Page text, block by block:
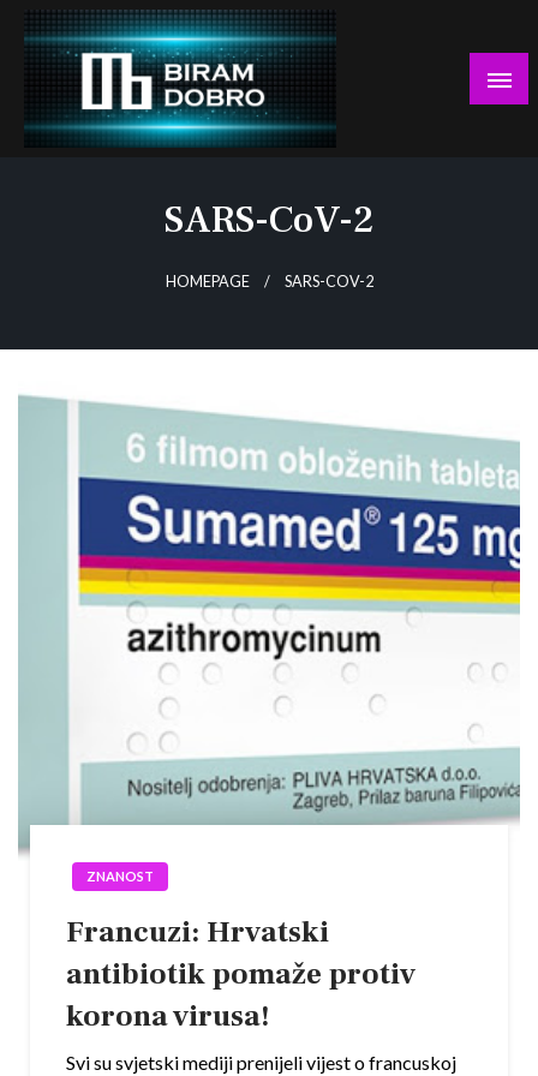
Skip
content
SARS-CoV-2
HOMEPAGE SARS-COV-2
ZNANOST
Francuzi: Hrvatski
antibiotik pomaže protiv
korona virusa!
Svi su svjetski mediji prenijeli vijest o francuskoj